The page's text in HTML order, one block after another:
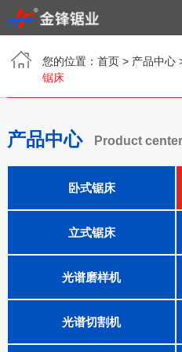
首页
产品中心
新闻资讯
客户案例
联系我们
您的位置： 首页> 产品中心
锯床
产品中心 Product center
卧式锯床
立式锯床
光谱磨样机
光谱切割机